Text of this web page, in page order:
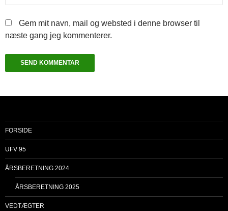
Gem mit navn, mail og websted i denne browser til
næste gang jeg kommenterer.
FORSIDE
UFV 95
ÅRSBERETNING 2024
ÅRSBERETNING 2025
VEDTÆGTER